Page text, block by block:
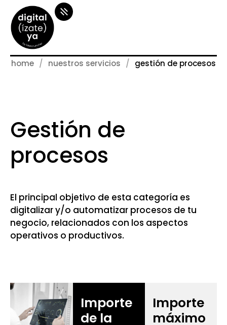
home nuestros servicios gestión de procesos
Gestión de
procesos
El principal objetivo de esta categoría es
digitalizar y/o automatizar procesos de tu
negocio, relacionados con los aspectos
operativos o productivos.
Importe
de la
Importe
máximo